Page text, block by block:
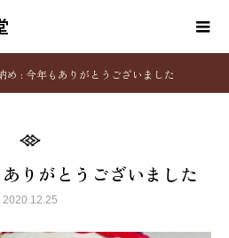
め : 今年もありがとうございました
りがとうございました
2020.12.25